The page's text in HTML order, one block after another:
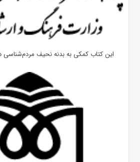
این کتاب کمکی به بدنه نحیف مردم‌شناسی